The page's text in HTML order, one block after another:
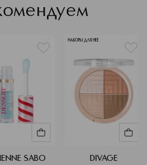
принципы создания
Косметика Divage
каждой девушки, ведь
девушка особенная. С Divage
— естественно.
SABO
НАБОРЫ ДЛЯ НЕЕ
DIVAGE